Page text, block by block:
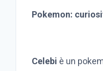
Pokemon:
Celebi è un